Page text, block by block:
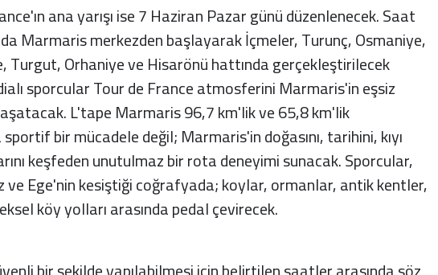
ana yarışı ise 7 Haziran Pazar günü düzenlenecek. Saat
Marmaris merkezden başlayarak İçmeler, Turunç, Osmaniye,
Turgut, Orhaniye ve Hisarönü hattında gerçekleştirilecek
sporcular Tour de France atmosferini Marmaris'in eşsiz
L'tape Marmaris 96,7 km'lik ve 65,8 km'lik
bir mücadele değil; Marmaris'in doğasını, tarihini, kıyı
keşfeden unutulmaz bir rota deneyimi sunacak. Sporcular,
ve Ege'nin kesiştiği coğrafyada; koylar, ormanlar, antik kentler,
köy yolları arasında pedal çevirecek.